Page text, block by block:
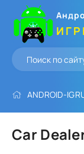
ANDROID-
Car